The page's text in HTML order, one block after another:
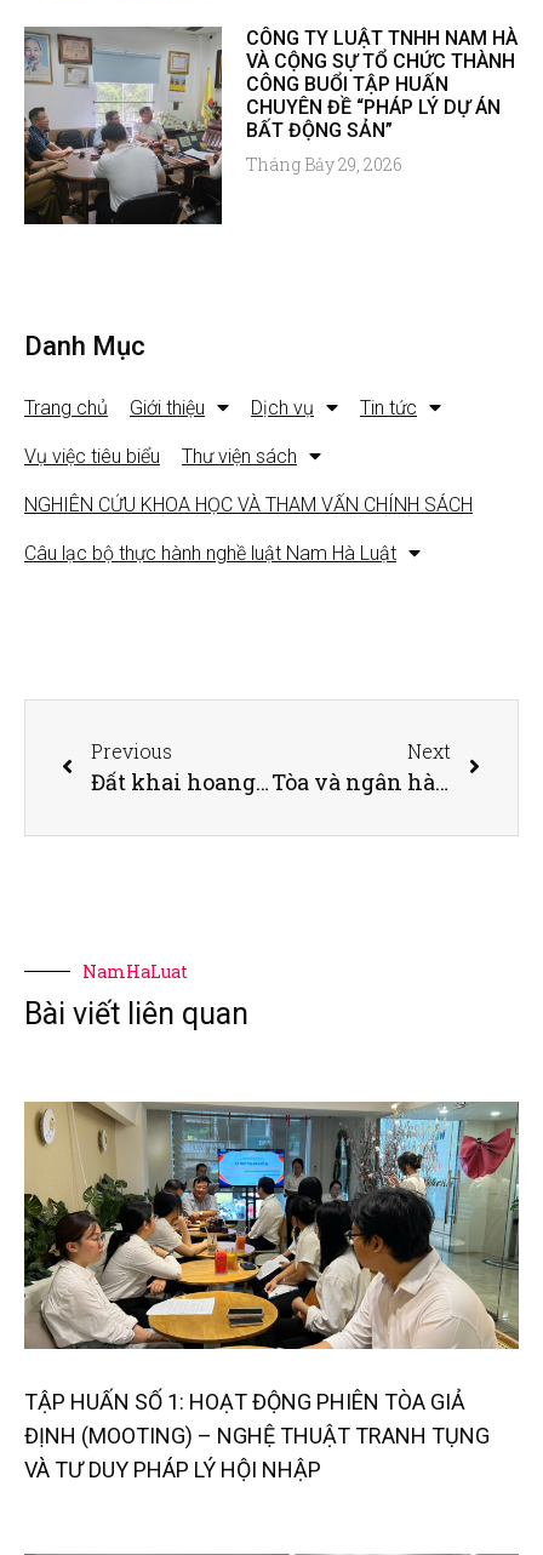
CÔNG TY LUẬT TNHH NAM HÀ
VÀ CỘNG SỰ TỔ CHỨC THÀNH
CÔNG BUỔI TẬP HUẤN
CHUYÊN ĐỀ “PHÁP LÝ DỰ ÁN
BẤT ĐỘNG SẢN”
Tháng Bảy 29, 2026
Danh Mục
Trang chủ Giới thiệu Dịch vụ Tin tức
Vụ việc tiêu biểu Thư viện sách
NGHIÊN CỨU KHOA HỌC VÀ THAM VẤN CHÍNH SÁCH
Câu lạc bộ thực hành nghề luật Nam Hà Luật
Previous
Đất khai hoang có được cấp sổ đỏ không?
Next
Tòa và ngân hàng bàn về việc xử lý nợ xấu tín dụng
NamHaLuat
Bài viết liên quan
TẬP HUẤN SỐ 1: HOẠT ĐỘNG PHIÊN TÒA GIẢ
ĐỊNH (MOOTING) – NGHỆ THUẬT TRANH TỤNG
VÀ TƯ DUY PHÁP LÝ HỘI NHẬP